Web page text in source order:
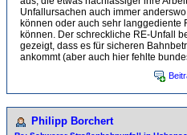
Unfallursachen auch immer
können oder auch sehr langgediente
können. Der schreckliche RE-Unfall
gezeigt, dass es für sicheren
ankommt (aber auch hier fehlte
Philipp Borchert